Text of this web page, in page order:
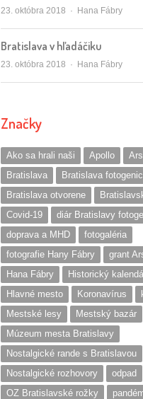
23. októbra 2018 Autor/ka
Hana Fábry
Bratislava v hľadáčiku
23. októbra 2018 Autor/ka
Hana Fábry
Značky
Ako sa hrali naši Apollo
Bratislava
Bratislava
Bratislava otvorene
Covid-19
diár Bratislavy
doprava a MHD
fotogaléria
fotografie Hany Fábry
grant
Hana Fábry
Historický
Hlavné mesto
Koronavírus
Mestské lesy
Mestský bazár
Múzeum mesta Bratislavy
Nostalgické rande s Bratislavou
Nostalgické rozhovory
odpad
OZ Bratislavské rožky